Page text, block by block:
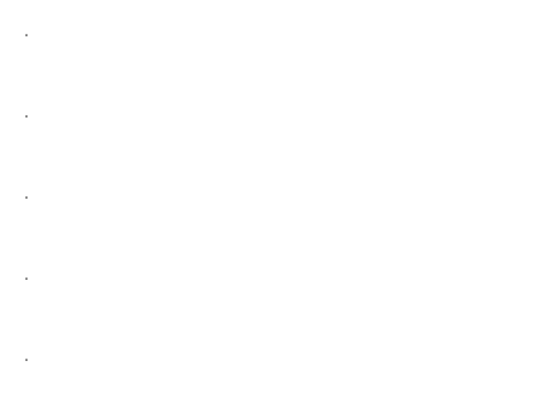
.
.
.
.
.